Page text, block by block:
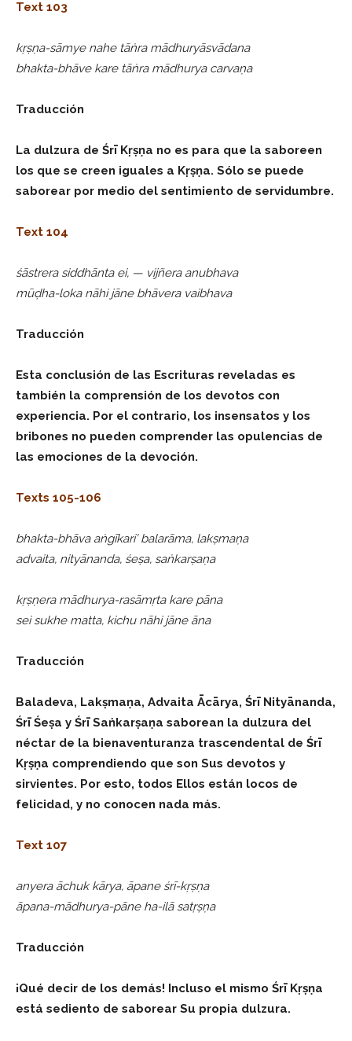
Text 103
kṛṣṇa-sāmye nahe tāṅra mādhuryāsvādana
bhakta-bhāve kare tāṅra mādhurya carvaṇa
Traducción
La dulzura de Śrī Kṛṣṇa no es para que la saboreen
los que se creen iguales a Kṛṣṇa. Sólo se puede
saborear por medio del sentimiento de servidumbre.
Text 104
śāstrera siddhānta ei, — vijñera anubhava
mūḍha-loka nāhi jāne bhāvera vaibhava
Traducción
Esta conclusión de las Escrituras reveladas es
también la comprensión de los devotos con
experiencia. Por el contrario, los insensatos y los
bribones no pueden comprender las opulencias de
las emociones de la devoción.
Texts 105-106
bhakta-bhāva aṅgīkari’ balarāma, lakṣmaṇa
advaita, nityānanda, śeṣa, saṅkarṣaṇa
kṛṣṇera mādhurya-rasāmṛta kare pāna
sei sukhe matta, kichu nāhi jāne āna
Traducción
Baladeva, Lakṣmaṇa, Advaita Ācārya, Śrī Nityānanda,
Śrī Śeṣa y Śrī Saṅkarṣaṇa saborean la dulzura del
néctar de la bienaventuranza trascendental de Śrī
Kṛṣṇa comprendiendo que son Sus devotos y
sirvientes. Por esto, todos Ellos están locos de
felicidad, y no conocen nada más.
Text 107
anyera āchuk kārya, āpane śrī-kṛṣṇa
āpana-mādhurya-pāne ha-ilā satṛṣṇa
Traducción
¡Qué decir de los demás! Incluso el mismo Śrī Kṛṣṇa
está sediento de saborear Su propia dulzura.